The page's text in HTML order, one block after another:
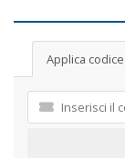
Applica